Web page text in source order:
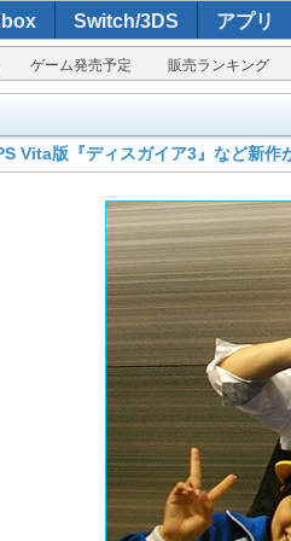
Switch/3DS アプリ
ゲーム発売予定 販売ランキング
Vita版『ディスガイア3』など新作